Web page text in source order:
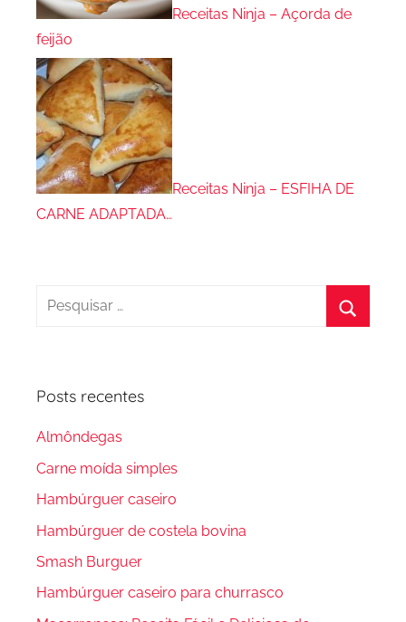
Receitas Ninja – Açorda de
feijão
Receitas Ninja – ESFIHA DE
CARNE ADAPTADA…
Pesquisar
Posts recentes
Almôndegas
Carne moída simples
Hambúrguer caseiro
Hambúrguer de costela bovina
Smash Burguer
Hambúrguer caseiro para churrasco